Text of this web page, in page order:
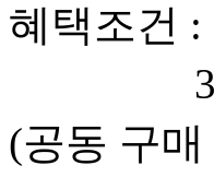
혜택조건
3대 이
(공동 구